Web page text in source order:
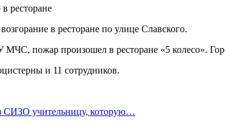
в ресторане по улице Славского.
пожар произошел в ресторане «5 колесо».
и 11 сотрудников.
СИЗО учительницу, которую…